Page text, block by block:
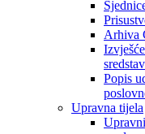
Arhiva
Popis
Upravna tijela